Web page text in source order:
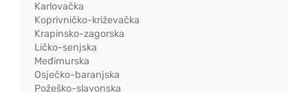
Karlovačka
Koprivničko-križevačka
Krapinsko-zagorska
Ličko-senjska
Međimurska
Osječko-baranjska
Požeško-slavonska